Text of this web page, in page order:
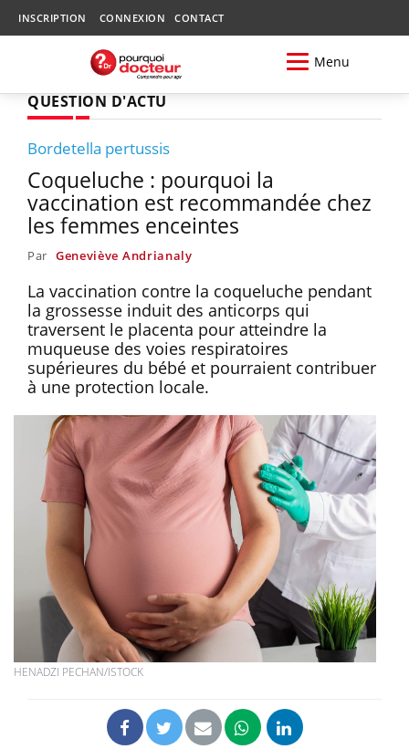
INSCRIPTION CONNEXION CONTACT
Menu
QUESTION D'ACTU
Bordetella pertussis
Coqueluche : pourquoi la
vaccination est recommandée chez
les femmes enceintes
Par Geneviève Andrianaly
La vaccination contre la coqueluche pendant
la grossesse induit des anticorps qui
traversent le placenta pour atteindre la
muqueuse des voies respiratoires
supérieures du bébé et pourraient contribuer
à une protection locale.
HENADZI PECHAN/ISTOCK